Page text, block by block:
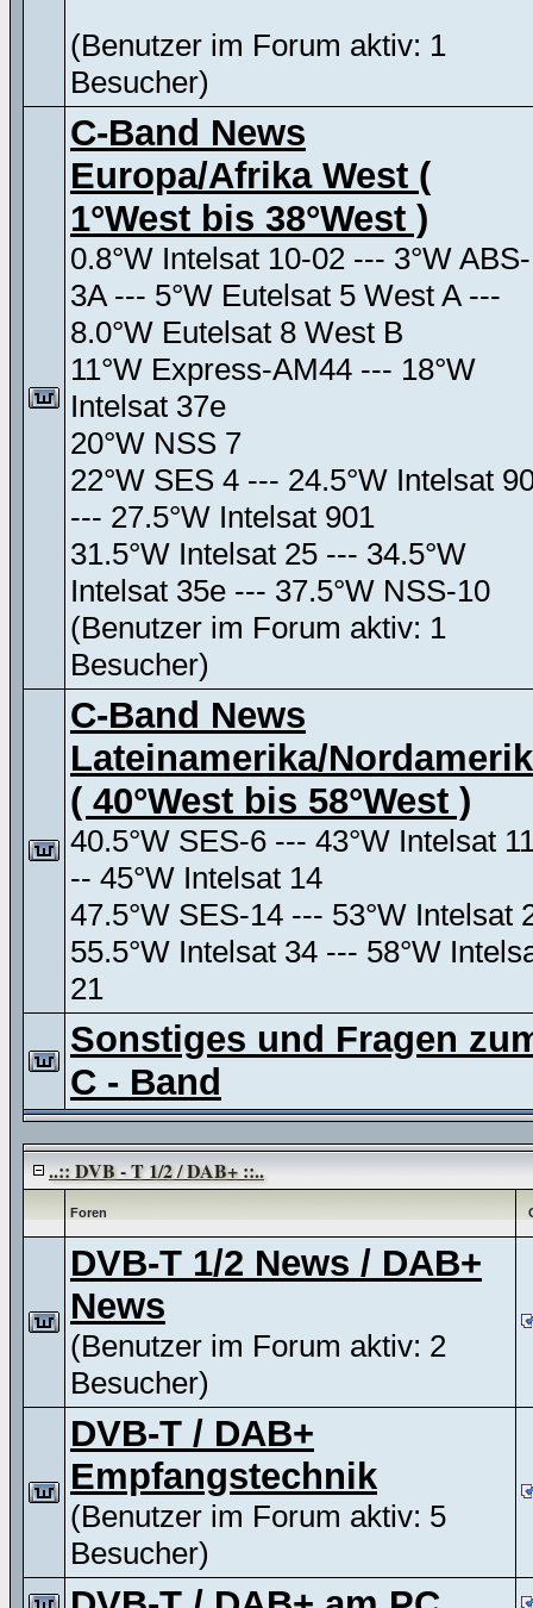
(Benutzer im Forum aktiv: 1
Besucher)
C-Band News
Europa/Afrika West (
1°West bis 38°West )
0.8°W Intelsat 10-02 --- 3°W ABS-
3A --- 5°W Eutelsat 5 West A ---
8.0°W Eutelsat 8 West B
11°W Express-AM44 --- 18°W
Intelsat 37e
20°W NSS 7
22°W SES 4 --- 24.5°W Intelsat
--- 27.5°W Intelsat 901
31.5°W Intelsat 25 --- 34.5°W
Intelsat 35e --- 37.5°W NSS-10
(Benutzer im Forum aktiv: 1
Besucher)
C-Band News
Lateinamerika/
( 40°West bis 58°West )
40.5°W SES-6 --- 43°W Intelsat
-- 45°W Intelsat 14
47.5°W SES-14 --- 53°W Intelsat
55.5°W Intelsat 34 --- 58°W
21
Sonstiges und Fragen
C - Band
..:: DVB - T 1/2 / DAB+ ::..
Foren
DVB-T 1/2 News / DAB+
News
(Benutzer im Forum aktiv: 2
Besucher)
DVB-T / DAB+
Empfangstechnik
(Benutzer im Forum aktiv: 5
Besucher)